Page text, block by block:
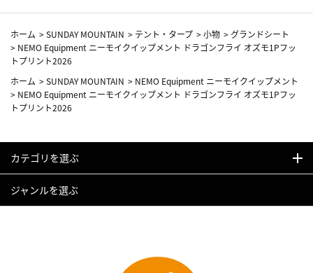
ホーム >SUNDAY MOUNTAIN > テント・タープ >小物 > グランドシート
> NEMO Equipment ニーモイクイップメント ドラゴンフライ オズモ1Pフッ
トプリント2026
ホーム >SUNDAY MOUNTAIN > NEMO Equipment ニーモイクイップメント
> NEMO Equipment ニーモイクイップメント ドラゴンフライ オズモ1Pフッ
トプリント2026
カテゴリを選ぶ
ジャンルを選ぶ